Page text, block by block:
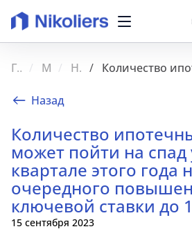
Главная Медиа Новости
Назад
Количество
может пойти на спад
квартале этого года
очередного
ключевой ставки до
15 сентября 2023